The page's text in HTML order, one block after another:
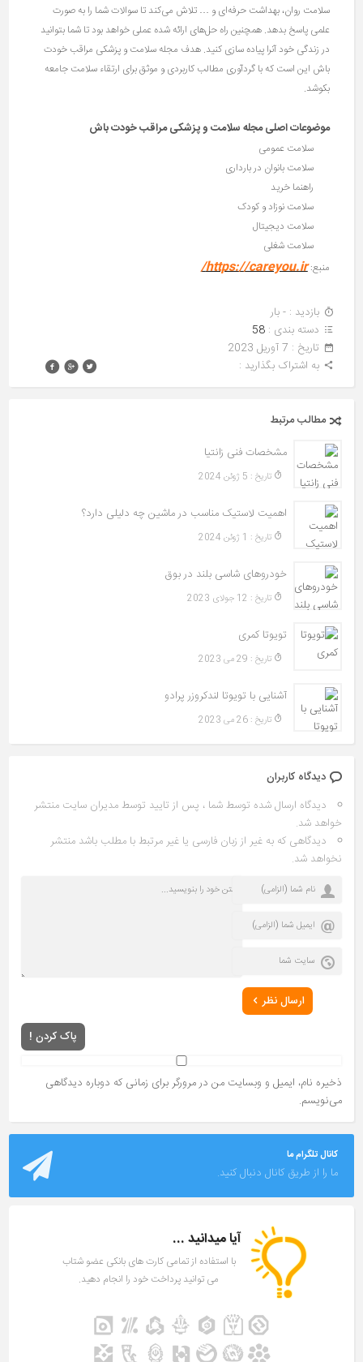
سلامت روان، بهداشت حرفه‌ای و … تلاش می‌کند تا سوالات شما را به صورت
علمی پاسخ بدهد. همچنین راه حل‌های ارائه شده عملی خواهد بود تا شما بتوانید
در زندگی خود آنرا پیاده سازی کنید. هدف مجله سلامت و پزشکی مراقب خودت
باش این است که با گردآوری مطالب کاربردی و موثق برای ارتقاء سلامت جامعه
بکوشد.
موضوعات اصلی مجله سلامت و پزشکی مراقب خودت باش
سلامت عمومی
سلامت بانوان در بارداری
راهنما خرید
سلامت نوزاد و کودک
سلامت دیجیتال
سلامت شغلی
منبع:https://careyou.ir/
بازدید : - بار
دسته بندی :58
تاريخ : 7 آوریل 2023
به اشتراک بگذارید :
مطالب مرتبط
مشخصات فنی زانتیا
تاريخ : 5 ژوئن 2024
اهمیت لاستیک مناسب در ماشین چه دلیلی دارد؟
تاريخ : 1 ژوئن 2024
خودروهای شاسی‌ بلند در بوق
تاريخ : 12 جولای 2023
تویوتا کمری
تاريخ : 29 می 2023
آشنایی با تویوتا لندکروزر پرادو
تاريخ : 26 می 2023
دیدگاه کاربران
دیدگاه ارسال شده توسط شما ، پس از تایید توسط مدیران سایت منتشر
خواهد شد.
دیدگاهی که به غیر از زبان فارسی یا غیر مرتبط با مطلب باشد منتشر
نخواهد شد.
ارسال نظر
پاک کردن !
ذخیره نام، ایمیل و وبسایت من در مرورگر برای زمانی که دوباره دیدگاهی
می‌نویسم.
کانال تلگرام ما
ما را از طریق کانال دنبال کنید.
آیا میدانید ...
با استفاده از تمامی کارت های بانکی عضو شتاب
می توانید پرداخت خود را انجام دهید.